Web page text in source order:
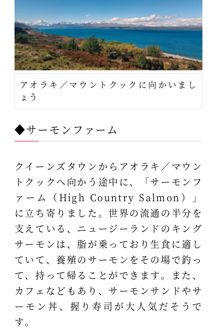
アオラキ／マウントクックに向かいまし
ょう
◆サーモンファーム
クイーンズタウンからアオラキ／マウン
トクックへ向かう途中に、「サーモンフ
ァーム（High Country Salmon）」
に立ち寄りました。世界の流通の半分を
支えている、ニュージーランドのキング
サーモンは、脂が乗っており生食に適し
ていて、養殖のサーモンをその場で釣っ
て、持って帰ることができます。また、
カフェなどもあり、サーモンサンドやサ
ーモン丼、握り寿司が大人気だそうで
す。